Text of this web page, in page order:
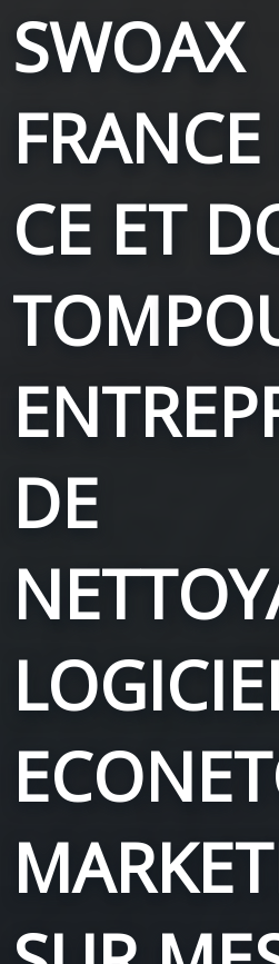
SWOAX
FRANCE
CE ET
TOM
DE